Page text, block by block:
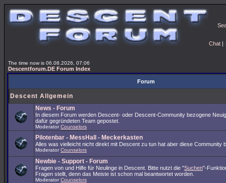
Chat |
The time now is 06.08.2026, 07:06
Descentforum.DE Forum Index
Forum
Descent Allgemein
News - Forum
In diesem Forum werden Descent- oder Descent-Community bezogene
dafür gegründeten Team gepostet.
Moderator Counselors
Pilotenbar - MessHall - Meckerkasten
Alles was vielleicht nicht direkt mit Descent zu tun hat aber diese Community
Moderator Counselors
Newbie - Support - Forum
Fragen von und Hilfe für Neulinge in Descent. Bitte nutzt die "Suchen"-
Fragen stellt, denn das Meiste ist schon mal beantwortet worden.
Moderator Counselors